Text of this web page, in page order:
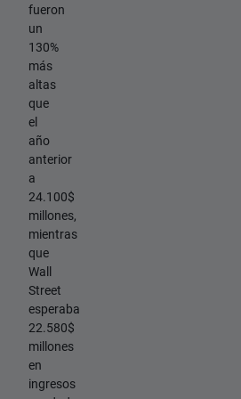
fueron
un
130%
más
altas
que
el
año
anterior
a
24.100$
millones,
mientras
que
Wall
Street
esperaba
22.580$
millones
en
ingresos